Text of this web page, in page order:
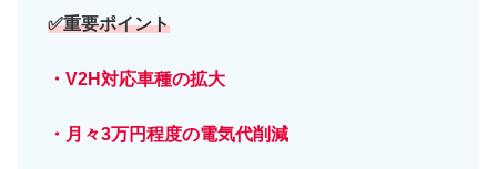
✅重要ポイント
・V2H対応車種の拡大
・月々3万円程度の電気代削減